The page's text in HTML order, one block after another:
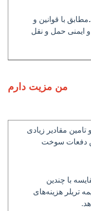
مطابق با قوانین و
ایمنی حمل و نقل
من مزیت دارم
مقادیر زیادی
دفعات سوخت
با چندین
تریلر هزینه‌های